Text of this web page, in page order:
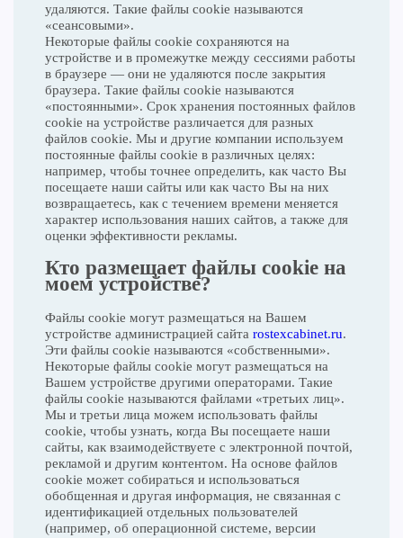
удаляются. Такие файлы cookie называются
«сеансовыми».
Некоторые файлы cookie сохраняются на
устройстве и в промежутке между сессиями работы
в браузере — они не удаляются после закрытия
браузера. Такие файлы cookie называются
«постоянными». Срок хранения постоянных файлов
cookie на устройстве различается для разных
файлов cookie. Мы и другие компании используем
постоянные файлы cookie в различных целях:
например, чтобы точнее определить, как часто Вы
посещаете наши сайты или как часто Вы на них
возвращаетесь, как с течением времени меняется
характер использования наших сайтов, а также для
оценки эффективности рекламы.
Кто размещает файлы cookie на
моем устройстве?
Файлы cookie могут размещаться на Вашем
устройстве администрацией сайта rostexcabinet.ru.
Эти файлы cookie называются «собственными».
Некоторые файлы cookie могут размещаться на
Вашем устройстве другими операторами. Такие
файлы cookie называются файлами «третьих лиц».
Мы и третьи лица можем использовать файлы
cookie, чтобы узнать, когда Вы посещаете наши
сайты, как взаимодействуете с электронной почтой,
рекламой и другим контентом. На основе файлов
cookie может собираться и использоваться
обобщенная и другая информация, не связанная с
идентификацией отдельных пользователей
(например, об операционной системе, версии